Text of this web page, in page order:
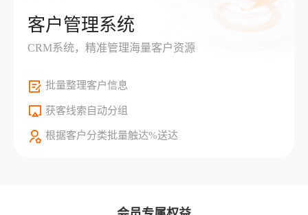
客户管理系统
CRM系统，精准管理海量客户资源
批量整理客户信息
获客线索自动分组
根据客户分类批量触达%送达